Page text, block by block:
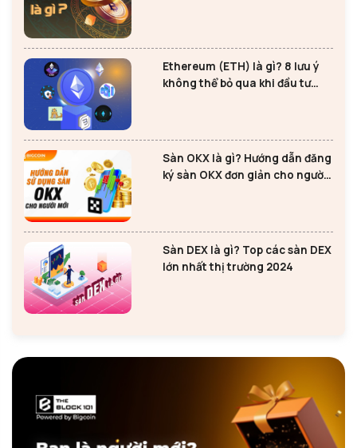
Ethereum (ETH) là gì? 8 lưu ý
không thể bỏ qua khi đầu tư
Sàn OKX là gì? Hướng dẫn đăng
ký sàn OKX đơn giản cho người
Sàn DEX là gì? Top các sàn DEX
lớn nhất thị trường 2024